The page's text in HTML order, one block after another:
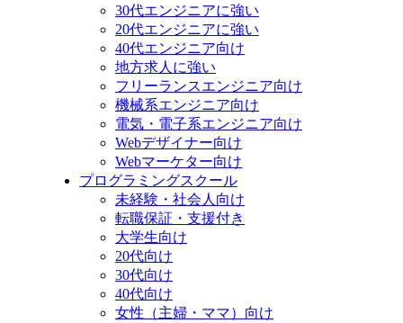
30代エンジニアに強い
20代エンジニアに強い
40代エンジニア向け
地方求人に強い
フリーランスエンジニア向け
機械系エンジニア向け
電気・電子系エンジニア向け
Webデザイナー向け
Webマーケター向け
プログラミングスクール
未経験・社会人向け
転職保証・支援付き
大学生向け
20代向け
30代向け
40代向け
女性（主婦・ママ）向け